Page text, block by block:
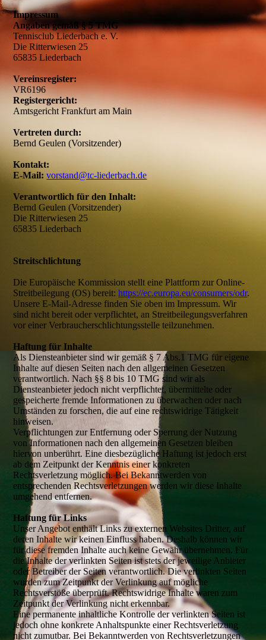
Impressum
Angaben gemäß § 5 TMG
Tennisclub Liederbach e. V.
Die Ritterwiesen 25
65835 Liederbach
Vereinsregister:
VR6196
Registergericht:
Amtsgericht Frankfurt am Main
Vertreten durch:
Bernd Geulen (Vorsitzender)
Kontakt:
E-Mail:vorstand@tc-liederbach.de
Verantwortlich für den Inhalt:
Bernd Geulen (Vorsitzender)
Die Ritterwiesen 25
65835 Liederbach
Streitschlichtung
Die Europäische Kommission stellt eine Plattform zur Online-
Streitbeilegung (OS) bereit:https://ec.europa.eu/consumers/odr.
Unsere E-Mail-Adresse finden Sie oben im Impressum. Wir
sind nicht bereit oder verpflichtet, an Streitbeilegungsverfahren
vor einer Verbraucherschlichtungsstelle teilzunehmen.
Haftung für Inhalte
Als Diensteanbieter sind wir gemäß § 7 Abs.1 TMG für eigene
Inhalte auf diesen Seiten nach den allgemeinen Gesetzen
verantwortlich. Nach §§ 8 bis 10 TMG sind wir als
Diensteanbieter jedoch nicht verpflichtet, übermittelte oder
gespeicherte fremde Informationen zu überwachen oder nach
Umständen zu forschen, die auf eine rechtswidrige Tätigkeit
hinweisen.
Verpflichtungen zur Entfernung oder Sperrung der Nutzung
von Informationen nach den allgemeinen Gesetzen bleiben
hiervon unberührt. Eine diesbezügliche Haftung ist jedoch erst
ab dem Zeitpunkt der Kenntnis einer konkreten
Rechtsverletzung möglich. Bei Bekanntwerden von
entsprechenden Rechtsverletzungen werden wir diese Inhalte
umgehend entfernen.
Haftung für Links
Unser Angebot enthält Links zu externen Websites Dritter, auf
deren Inhalte wir keinen Einfluss haben. Deshalb können wir
für diese fremden Inhalte auch keine Gewähr übernehmen. Für
die Inhalte der verlinkten Seiten ist stets der jeweilige Anbieter
oder Betreiber der Seiten verantwortlich. Die verlinkten Seiten
wurden zum Zeitpunkt der Verlinkung auf mögliche
Rechtsverstöße überprüft. Rechtswidrige Inhalte waren zum
Zeitpunkt der Verlinkung nicht erkennbar.
Eine permanente inhaltliche Kontrolle der verlinkten Seiten ist
jedoch ohne konkrete Anhaltspunkte einer Rechtsverletzung
nicht zumutbar. Bei Bekanntwerden von Rechtsverletzungen